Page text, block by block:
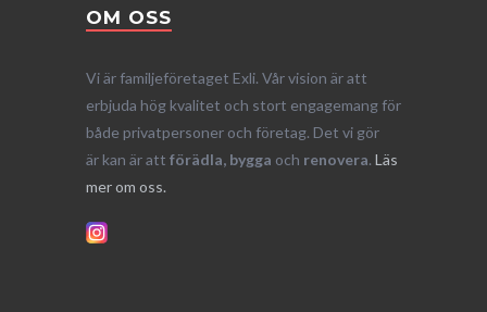
OM OSS
Vi är familjeföretaget Exli. Vår vision är att
erbjuda hög kvalitet och stort engagemang för
både privatpersoner och företag. Det vi gör
är kan är att förädla, bygga och renovera. Läs
mer om oss.